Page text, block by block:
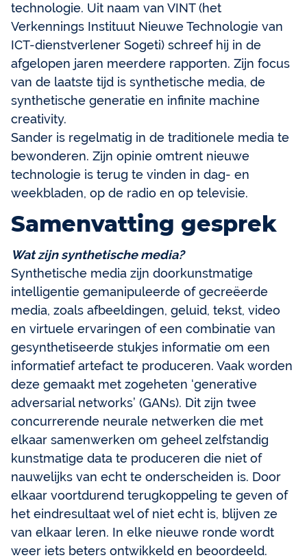
technologie. Uit naam van VINT (het
Verkennings Instituut Nieuwe Technologie van
ICT-dienstverlener Sogeti) schreef hij in de
afgelopen jaren meerdere rapporten. Zijn focus
van de laatste tijd is synthetische media, de
synthetische generatie en infinite machine
creativity.
Sander is regelmatig in de traditionele media te
bewonderen. Zijn opinie omtrent nieuwe
technologie is terug te vinden in dag- en
weekbladen, op de radio en op televisie.
Samenvatting gesprek
Wat zijn synthetische media?
Synthetische media zijn doorkunstmatige
intelligentie gemanipuleerde of gecreëerde
media, zoals afbeeldingen, geluid, tekst, video
en virtuele ervaringen of een combinatie van
gesynthetiseerde stukjes informatie om een
informatief artefact te produceren. Vaak worden
deze gemaakt met zogeheten ‘generative
adversarial networks’ (GANs). Dit zijn twee
concurrerende neurale netwerken die met
elkaar samenwerken om geheel zelfstandig
kunstmatige data te produceren die niet of
nauwelijks van echt te onderscheiden is. Door
elkaar voortdurend terugkoppeling te geven of
het eindresultaat wel of niet echt is, blijven ze
van elkaar leren. In elke nieuwe ronde wordt
weer iets beters ontwikkeld en beoordeeld.